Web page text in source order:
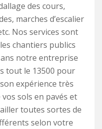
des cours,
marches d’escalier
Nos services sont
chantiers publics
notre entreprise
tout le 13500 pour
expérience très
sols en pavés et
toutes sortes de
selon votre